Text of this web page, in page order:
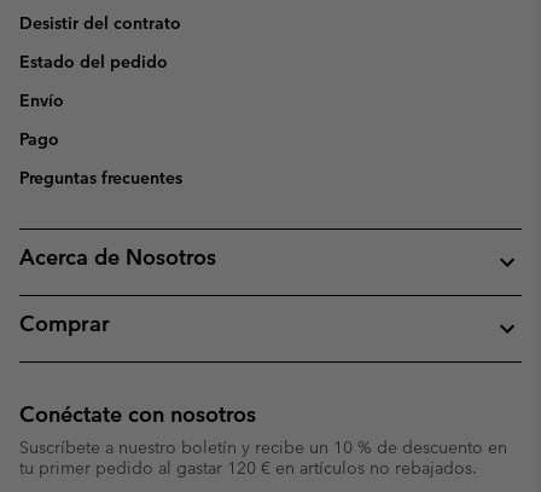
Desistir del contrato
Estado del pedido
Envío
Pago
Preguntas frecuentes
Acerca de Nosotros
Comprar
Conéctate con nosotros
Suscríbete a nuestro boletín y recibe un 10 % de descuento en
tu primer pedido al gastar 120 € en artículos no rebajados.